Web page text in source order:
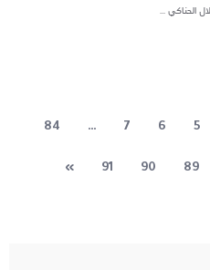
5
6
7
…
84
89
90
91
»